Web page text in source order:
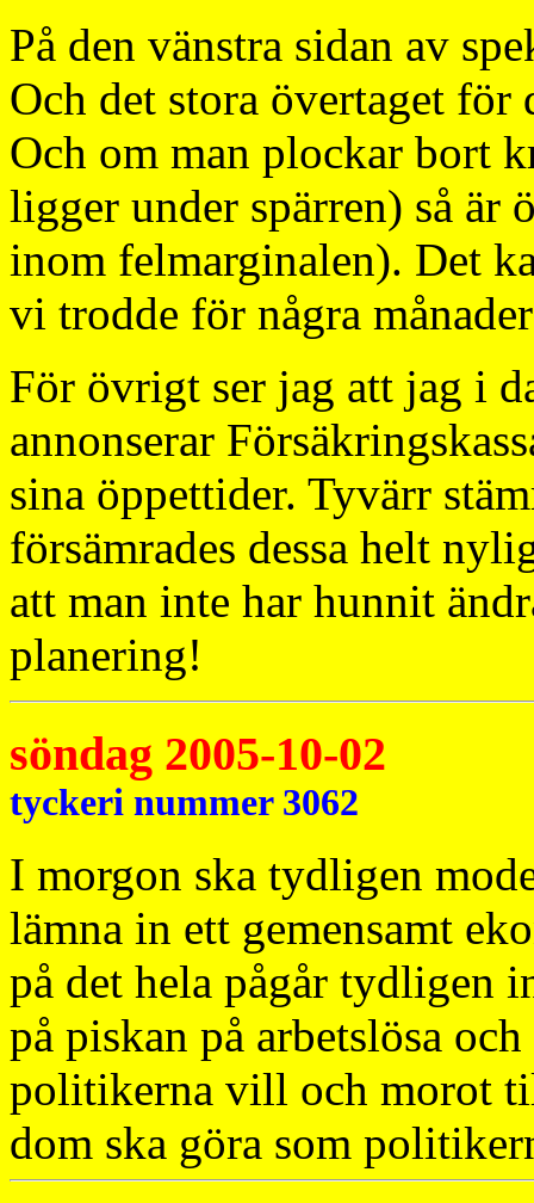
På den vänstra sidan av
Och det stora övertaget
Och om man plockar bort
ligger under spärren) så är
inom felmarginalen). Det
vi trodde för några
För övrigt ser jag att jag i
annonserar
sina öppettider. Tyvärr
försämrades dessa helt
att man inte har hunnit
planering!
söndag 2005-10-02
tyckeri nummer 3062
I morgon ska tydligen
lämna in ett gemensamt
på det hela pågår tydligen
på piskan på arbetslösa
politikerna vill och morot
dom ska göra som